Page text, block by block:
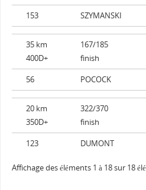
153 SZYMANSKI
35 km
400D+
167/185
finish
56 POCOCK
20 km
350D+
322/370
finish
123 DUMONT
Affichage des éléments 1 à 18 sur 18